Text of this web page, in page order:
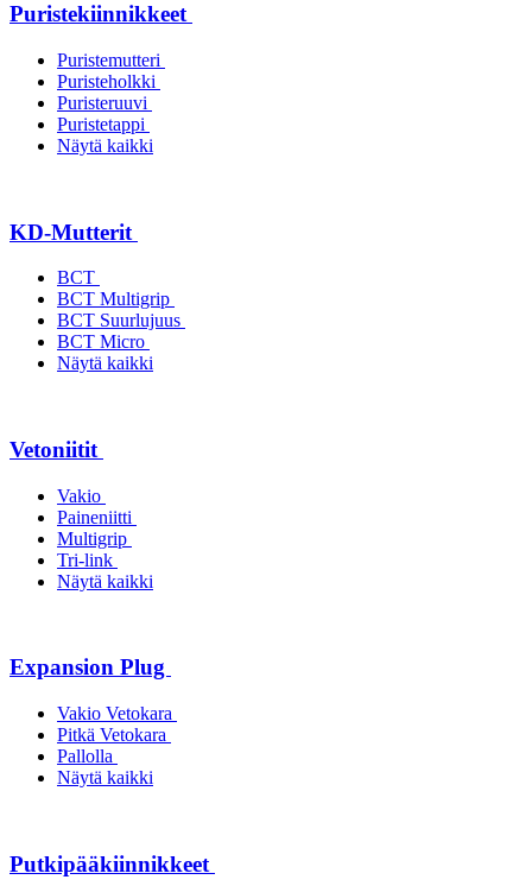
Puristekiinnikkeet
Puristemutteri
Puristeholkki
Puristeruuvi
Puristetappi
Näytä kaikki
KD-Mutterit
BCT
BCT Multigrip
BCT Suurlujuus
BCT Micro
Näytä kaikki
Vetoniitit
Vakio
Paineniitti
Multigrip
Tri-link
Näytä kaikki
Expansion Plug
Vakio Vetokara
Pitkä Vetokara
Pallolla
Näytä kaikki
Putkipääkiinnikkeet